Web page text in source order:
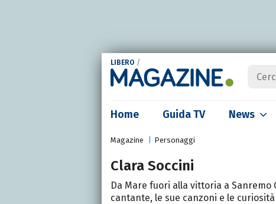
LIBERO /
Home Guida TV News
Magazine Personaggi
Clara Soccini
Da Mare fuori alla vittoria a
cantante, le sue canzoni e le